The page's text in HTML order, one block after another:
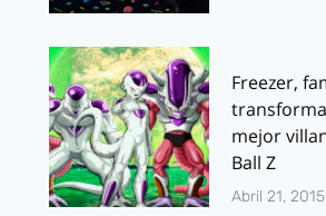
Freezer,
mejor
Ball Z
Abril 21, 2015